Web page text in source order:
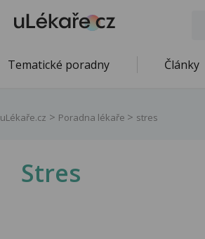
Tematické poradny Články
uLékaře.cz Poradna lékaře stres
Stres